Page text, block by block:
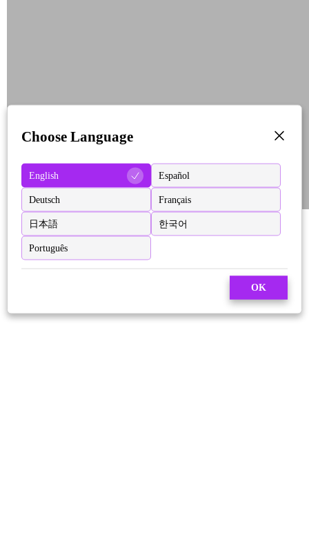
Choose Language
English Español
Deutsch Français
日本語 한국어
Português
OK